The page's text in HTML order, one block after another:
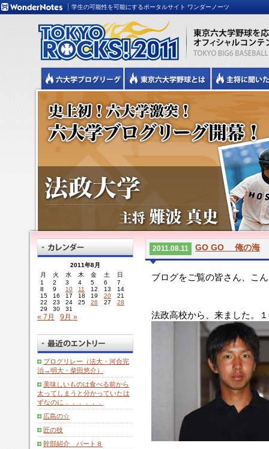
学生の可能性を可能にするポータルサイト ワンダーノーツ
2011.08.11 GO GO 俺の海
ブログをご覧の皆さん、こ
法政高校から、来ました。
2011年8月
月
火 水 木 金 土
日
1
2 3 4 5 6
7
8
9 10 11 12 13
14
15
16 17 18 19 20
21
22
23 24 25 26 27
28
29
30 31
« 7月 9月 »
ブログリレー（法大・河合完
治→明大・柴田悠介）
美味しいものは食べる前から
太ってしまうと分かっていたは
ずなのに．．．．．．
広島の☆
匠の技
幹部紹介 パート８